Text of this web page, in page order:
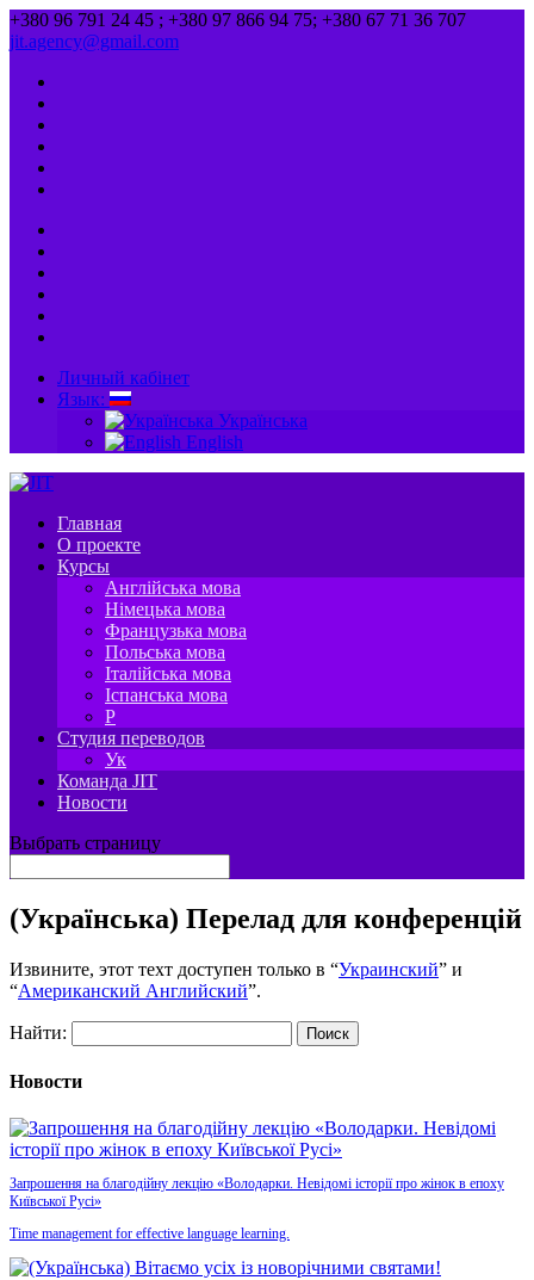
+380 96 791 24 45 ; +380 97 866 94 75; +380 67 71 36 707
jit.agency@gmail.com
Личный кабінет
Язык:
Українська
English
Главная
О проекте
Курсы
Англійська мова
Німецька мова
Французька мова
Польська мова
Італійська мова
Іспанська мова
P
Студия переводов
Ук
Команда JIT
Новости
Выбрать страницу
(Українська) Перелад для конференцій
Извините, этот техт доступен только в “Украинский” и
“Американский Английский”.
Найти:
Новости
Запрошення на благодійну лекцію «Володарки. Невідомі історії про жінок в епоху
Київської Русі»
Time management for effective language learning.